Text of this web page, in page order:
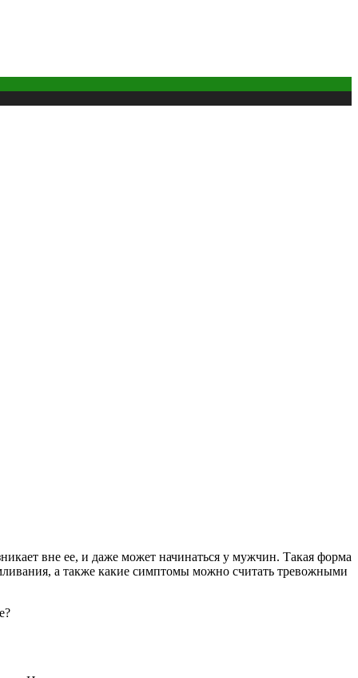
вне ее, и даже может начинаться у мужчин. Такая форма
а также какие симптомы можно считать тревожными